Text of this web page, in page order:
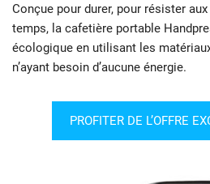
Conçue pour durer, pour résister
temps, la cafetière portable
écologique en utilisant les
n’ayant besoin d’aucune énergie.
PROFITER DE L’OFFRE